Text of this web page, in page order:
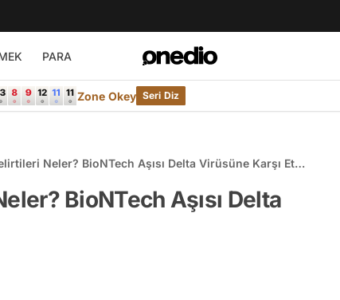
PARA
Zone Okey Seri Diz
Neler? BioNTech Aşısı Delta Virüsüne Karşı Etkili
BioNTech Aşısı Delta